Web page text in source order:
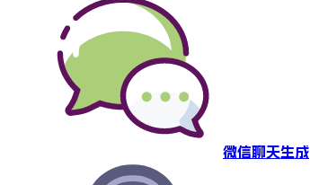
微信聊天生成